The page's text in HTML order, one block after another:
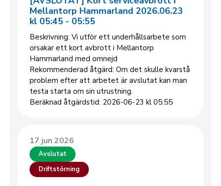
Mellantorp Hammarland 2026.06.23
kl 05:45 - 05:55
Beskrivning: Vi utför ett underhållsarbete som
orsakar ett kort avbrott i Mellantorp
Hammarland med omnejd
Rekommenderad åtgärd: Om det skulle kvarstå
problem efter att arbetet är avslutat kan man
testa starta om sin utrustning.
Beräknad åtgärdstid: 2026-06-23 kl 05:55
17 jun 2026
Avslutat
Driftstörning